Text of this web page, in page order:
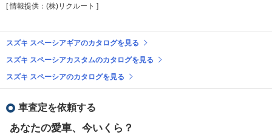
[ 情報提供：(株)リクルート ]
スズキ スペーシアギアのカタログを見る
スズキ スペーシアカスタムのカタログを見る
スズキ スペーシアのカタログを見る
車査定を依頼する
あなたの愛車、今いくら？